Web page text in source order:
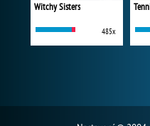
Witchy Sisters
485x